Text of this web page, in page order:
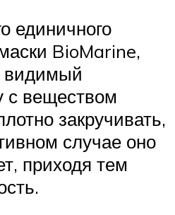
единичного
BioMarine,
видимый
с веществом
закручивать,
случае оно
приходя тем